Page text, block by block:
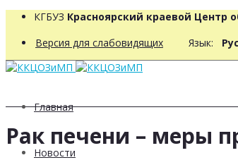
КГБУЗ Красноярский краевой Центр
Версия для слабовидящих Язык: Рус
Главная
Новости
Рак печени – меры